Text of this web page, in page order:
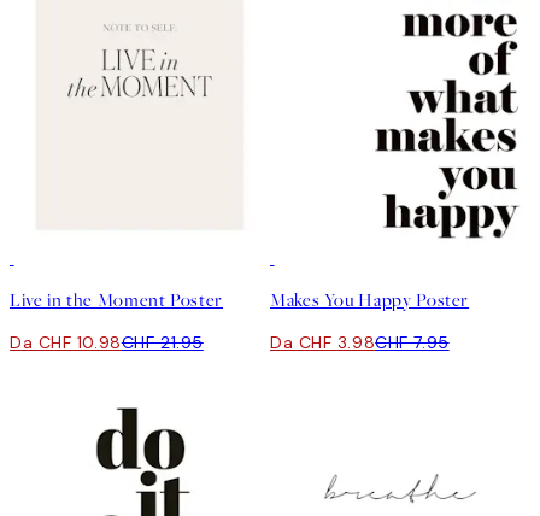
Live in the Moment Poster
Da CHF 10.98CHF 21.95
Makes You Happy Poster
Da CHF 3.98CHF 7.95